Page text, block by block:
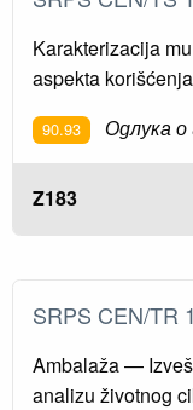
Karakterizacija
aspekta
90.93 Одлука
Z183
SRPS CEN/TR
Ambalaža —
analizu životnog